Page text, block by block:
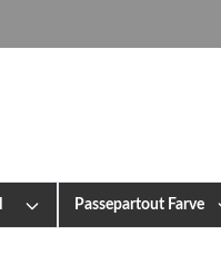
Passepartout Farve